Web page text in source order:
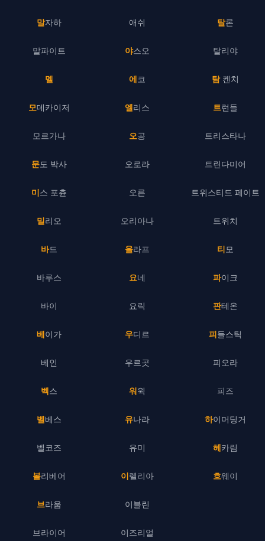
말자하
말파이트
멜
모데카이저
모르가나
문도 박사
미스 포츈
밀리오
바드
바루스
바이
베이가
베인
벡스
벨베스
벨코즈
볼리베어
브라움
브라이어
애쉬
야스오
에코
엘리스
오공
오로라
오른
오리아나
올라프
요네
요릭
우디르
우르곳
워윅
유나라
유미
이렐리아
이블린
이즈리얼
탈론
탈리야
탐 켄치
트런들
트리스타나
트린다미어
트위스티드 페이트
트위치
티모
파이크
판테온
피들스틱
피오라
피즈
하이머딩거
헤카림
흐웨이